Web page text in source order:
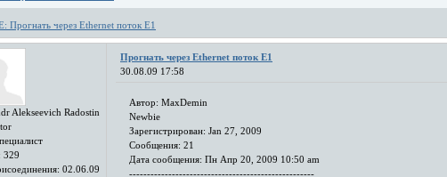
Прогнать через Ethernet поток Е1
Alekseevich Radostin
329
02.06.09
Прогнать через Ethernet поток Е1
30.08.09 17:58
Автор: MaxDemin
Newbie
Зарегистрирован: Jan 27, 2009
Сообщения: 21
Дата сообщения: Пн Апр 20, 2009 10:50 am
----------------------------------------------------